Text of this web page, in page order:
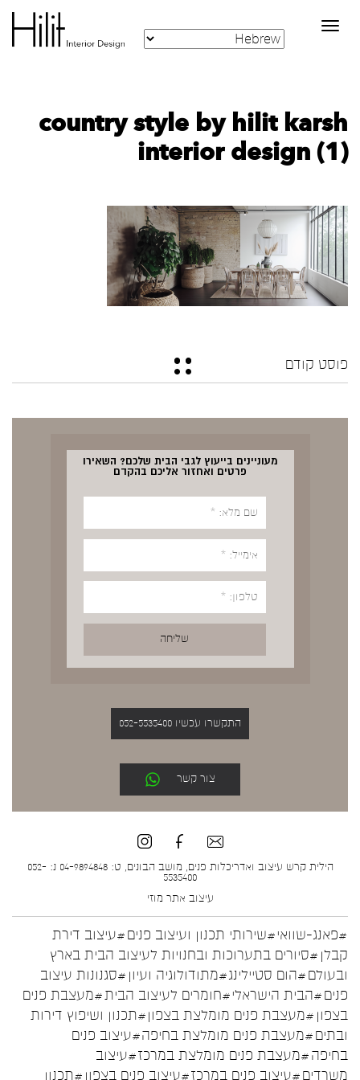
Toggle
navigation
country style by hilit karsh
interior design (1)
פוסט קודם
מעוניינים בייעוץ לגבי הבית שלכם? השאירו
פרטים ואחזור אליכם בהקדם
התקשרו עכשיו 052-5535400
צור קשר
הילית קרש עיצוב ואדריכלות פנים, מושב הבונים, ט: 04-9894848 נ: 052-
5535400
עיצוב אתר מוזי
#פאנג-שוואי#שירותי תכנון ועיצוב פנים#עיצוב דירת
קבלן #סיורים בתערוכות ובחנויות לעיצוב הבית בארץ
ובעולם#הום סטיילינג#מתודולוגיה ועיון #סגנונות עיצוב
פנים#הבית הישראלי#חומרים לעיצוב הבית#מעצבת פנים
בצפון #מעצבת פנים מומלצת בצפון#תכנון ושיפוץ דירות
ובתים#מעצבת פנים מומלצת בחיפה#עיצוב פנים
בחיפה#מעצבת פנים מומלצת במרכז#עיצוב
משרדים#עיצוב פנים במרכז#עיצוב פנים בצפון #תכנון